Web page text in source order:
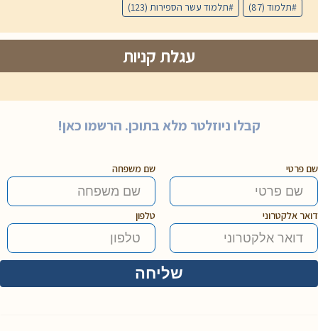
תלמוד (87) תלמוד עשר הספירות (123)
עגלת קניות
קבלו ניוזלטר מלא בתוכן. הרשמו כאן!
שם פרטי שם משפחה
דואר אלקטרוני טלפון